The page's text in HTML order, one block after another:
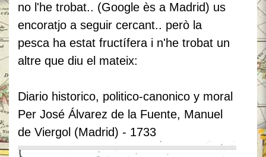
no l'he trobat.. (Google ès a Madrid) us
encoratjo a seguir cercant.. però la
pesca ha estat fructífera i n'he trobat un
altre que diu el mateix:
Diario historico, politico-canonico y moral
Per José Álvarez de la Fuente, ‎Manuel
de Viergol (Madrid) - 1733